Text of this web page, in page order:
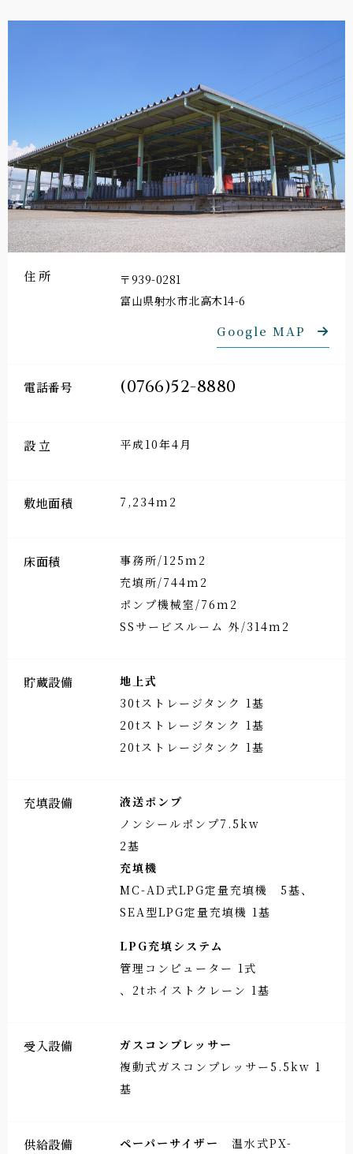
住所
〒939-0281
富山県射水市北高木14-6
Google MAP
電話番号 (0766)52-8880
設立 平成10年4月
敷地面積 7,234m2
床面積
事務所/125m2
充填所/744m2
ポンプ機械室/76m2
SSサービスルーム 外/314m2
貯蔵設備
地上式
30tストレージタンク 1基
20tストレージタンク 1基
20tストレージタンク 1基
充填設備
液送ポンプ
ノンシールポンプ7.5kw
2基
充填機
MC-AD式LPG定量充填機 5基、
SEA型LPG定量充填機 1基
LPG充填システム
管理コンピューター 1式
、2tホイストクレーン 1基
受入設備
ガスコンプレッサー
複動式ガスコンプレッサー5.5kw 1
基
供給設備 ペーパーサイザー
温水式PX-